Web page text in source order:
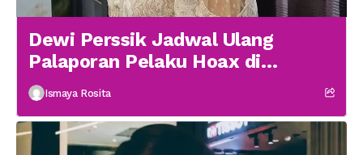
Dewi Perssik Jadwal Ulang
Palaporan Pelaku Hoax di
Medsos
Ismaya Rosita